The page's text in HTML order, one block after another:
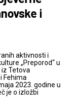
i
aktivnosti i
„Preporod“ u
Tetova
Fehima
2023. godine u
je o izložbi